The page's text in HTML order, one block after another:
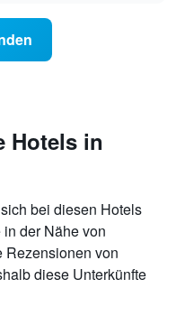
Hotels in
bei diesen Hotels
der Nähe von
Rezensionen von
diese Unterkünfte